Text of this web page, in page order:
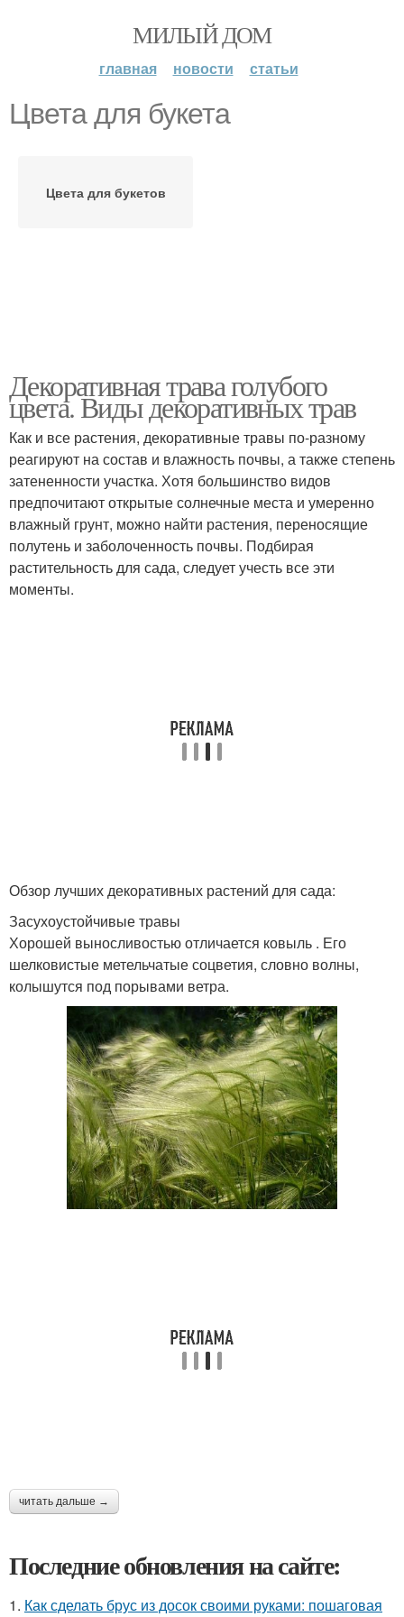
МИЛЫЙ ДОМ
главная новости статьи
Цвета для букета
Цвета для букетов
Декоративная трава голубого
цвета. Виды декоративных трав
Как и все растения, декоративные травы по-разному
реагируют на состав и влажность почвы, а также степень
затененности участка. Хотя большинство видов
предпочитают открытые солнечные места и умеренно
влажный грунт, можно найти растения, переносящие
полутень и заболоченность почвы. Подбирая
растительность для сада, следует учесть все эти
моменты.
Обзор лучших декоративных растений для сада:
Засухоустойчивые травы
Хорошей выносливостью отличается ковыль . Его
шелковистые метельчатые соцветия, словно волны,
колышутся под порывами ветра.
читать дальше →
Последние обновления на сайте:
1. Как сделать брус из досок своими руками: пошаговая